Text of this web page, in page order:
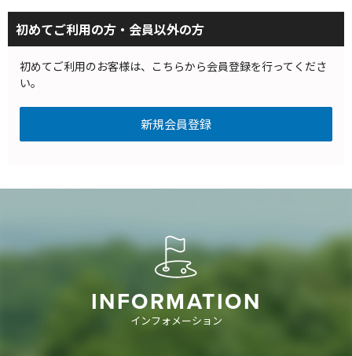
初めてご利用の方・会員以外の方
初めてご利用のお客様は、こちらから会員登録を行ってくださ
い。
INFORMATION
インフォメーション